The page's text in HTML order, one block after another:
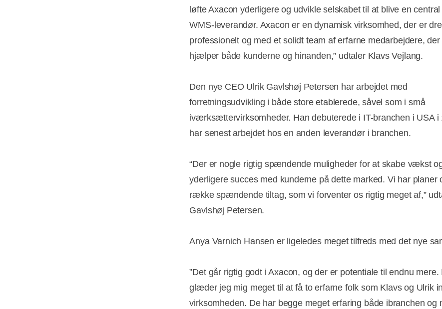
løfte Axacon yderligere og udvikle selskabet til at blive en
WMS-leverandør. Axacon er en dynamisk virksomhed, der er
professionelt og med et solidt team af erfarne medarbejdere, der
hjælper både kunderne og hinanden,” udtaler Klavs Vejlang.
Den nye CEO Ulrik Gavlshøj Petersen har arbejdet med
forretningsudvikling i både store etablerede, såvel som i små
iværksættervirksomheder. Han debuterede i IT-branchen i USA i
har senest arbejdet hos en anden leverandør i branchen.
“Der er nogle rigtig spændende muligheder for at skabe vækst
yderligere succes med kunderne på dette marked. Vi har planer
række spændende tiltag, som vi forventer os rigtig meget af,”
Gavlshøj Petersen.
Anya Varnich Hansen er ligeledes meget tilfreds med det nye
”Det går rigtig godt i Axacon, og der er potentiale til endnu mere.
glæder jeg mig meget til at få to erfarne folk som Klavs og Ulrik
virksomheden. De har begge meget erfaring både ibranchen og